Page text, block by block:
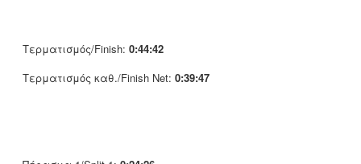
Τερματισμός/Finish: 0:44:42
Τερματισμός καθ./Finish Net: 0:39:47